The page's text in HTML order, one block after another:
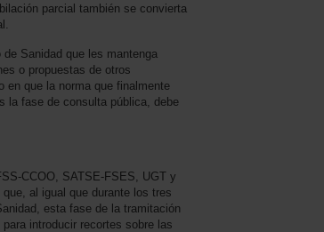
parcial también se convierta
Sanidad que les mantenga
o propuestas de otros
en que la norma que finalmente
la fase de consulta pública, debe
CCOO, SATSE-FSES, UGT y
al igual que durante los tres
esta fase de la tramitación
introducir recortes sobre las